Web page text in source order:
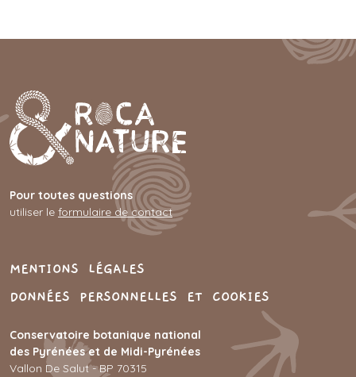
Pour toutes questions
utiliser le formulaire de contact
MENU PIED DE PAGE
MENTIONS LÉGALES
DONNÉES PERSONNELLES ET COOKIES
Conservatoire botanique national
des Pyrénées et de Midi-Pyrénées
Vallon De Salut - BP 70315